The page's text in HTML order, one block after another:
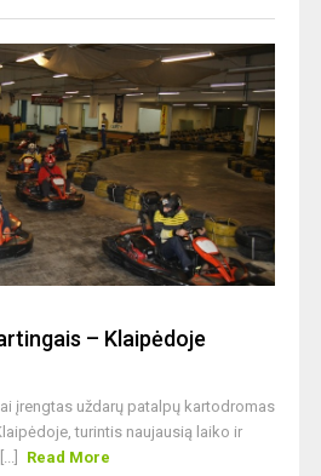
– Klaipėdoje
įrengtas uždarų patalpų kartodromas
turintis naujausią laiko ir
Read More